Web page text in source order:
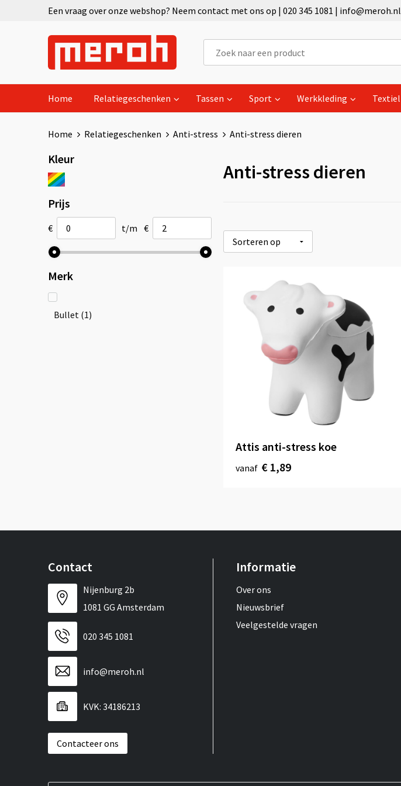
Een vraag over onze webshop? Neem contact met ons op | 020 345 1081 | info@meroh.nl
Home Relatiegeschenken Tassen Sport Werkkleding Textiel
Home Relatiegeschenken Anti-stress Anti-stress dieren
Kleur
Prijs
€ t/m €
Merk
Bullet (1)
Anti-stress dieren
Attis anti-stress koe
vanaf € 1,89
Contact
Nijenburg 2b
1081 GG Amsterdam
020 345 1081
info@meroh.nl
KVK: 34186213
Contacteer ons
Informatie
Over ons
Nieuwsbrief
Veelgestelde vragen